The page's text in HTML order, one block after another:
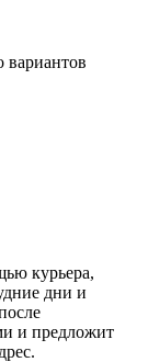
вариантов
курьера,
дни и
и предложит